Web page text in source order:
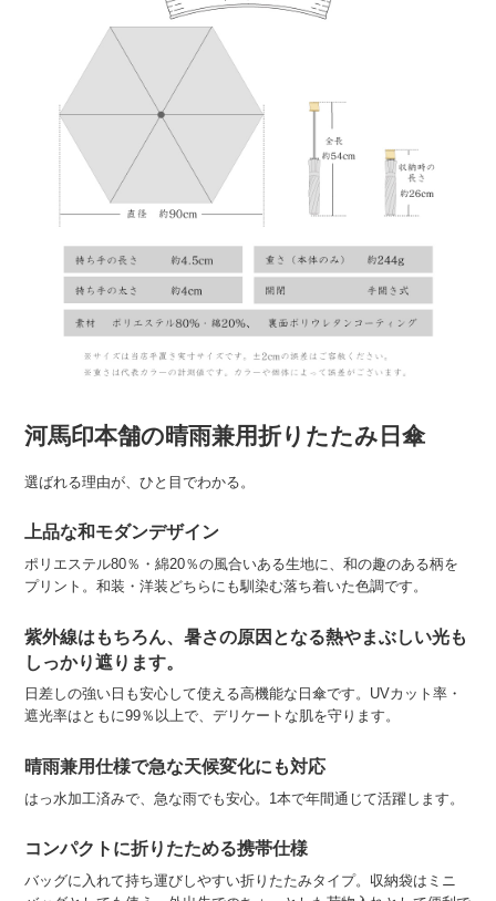
河馬印本舗の晴雨兼用折りたたみ日傘
選ばれる理由が、ひと目でわかる。
上品な和モダンデザイン
ポリエステル80％・綿20％の風合いある生地に、和の趣のある柄を
プリント。和装・洋装どちらにも馴染む落ち着いた色調です。
紫外線はもちろん、暑さの原因となる熱やまぶしい光も
しっかり遮ります。
日差しの強い日も安心して使える高機能な日傘です。UVカット率・
遮光率はともに99％以上で、デリケートな肌を守ります。
晴雨兼用仕様で急な天候変化にも対応
はっ水加工済みで、急な雨でも安心。1本で年間通じて活躍します。
コンパクトに折りたためる携帯仕様
バッグに入れて持ち運びしやすい折りたたみタイプ。収納袋はミニ